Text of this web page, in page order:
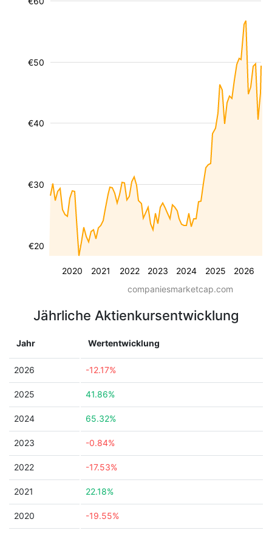
2020 2021 2022 2023 2024 2025 2026
€20
€30
€40
€50
companiesmarketcap.com
Jährliche Aktienkursentwicklung
Jahr Wertentwicklung
2026 -12.17%
2025 41.86%
2024 65.32%
2023 -0.84%
2022 -17.53%
2021 22.18%
2020 -19.55%